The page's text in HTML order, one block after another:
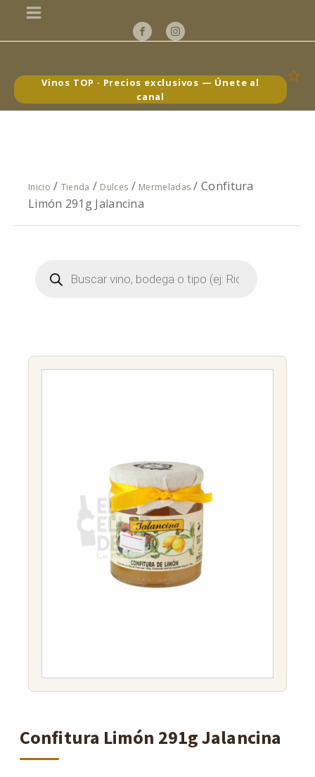
Vinos TOP · Precios exclusivos — Únete al
canal
Inicio / Tienda / Dulces / Mermeladas / Confitura
Limón 291g Jalancina
Búsqueda
Confitura Limón 291g Jalancina